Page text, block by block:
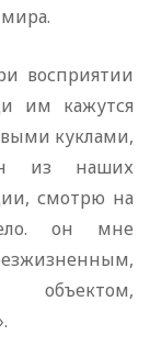
восприятии
им кажутся
куклами,
из наших
смотрю на
он мне
объектом,